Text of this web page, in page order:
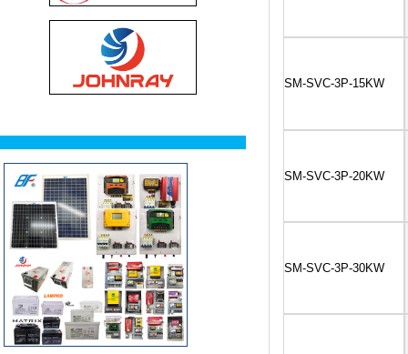
SM-SVC-3P-15KW
SM-SVC-3P-20KW
SM-SVC-3P-30KW